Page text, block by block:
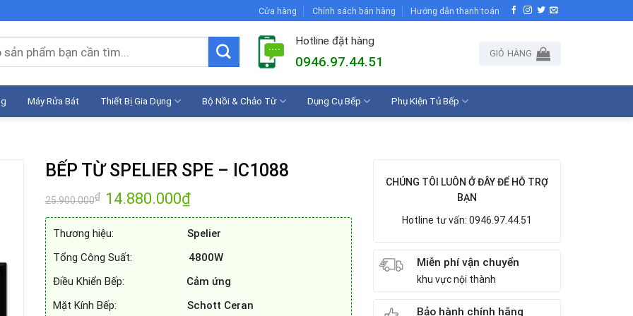
Cửa hàng Chính sách bán hàng Hướng dẫn thanh toán
Hotline đặt hàng
0946.97.44.51
GIỎ HÀNG
Máy Rửa Bát Thiết Bị Gia Dụng Bộ Nồi & Chảo Từ Dụng Cụ Bếp Phụ Kiện Tủ Bếp
BẾP TỪ SPELIER SPE – IC1088
25.900.000₫ Giá
gốc
là:
14.880.000₫Giá
hiện
tại
14.880.000₫.
Thương hiệu: Spelier
Tổng Công Suất:
4800W
Điều Khiển Bếp: Cảm ứng
Mặt Kính Bếp: Schott Ceran
CHÚNG TÔI LUÔN Ở ĐÂY ĐỂ HỖ TRỢ
BẠN
Hotline tư vấn: 0946.97.44.51
Miễn phí vận chuyển
khu vực nội thành
Bảo hành chính hãng